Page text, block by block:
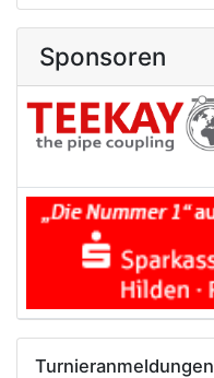
Sponsoren
Turnieranmeldungen